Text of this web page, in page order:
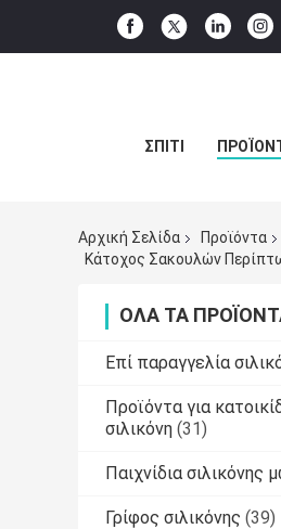
ΣΠΊΤΙ
Αρχική Σελίδα Προϊόντα
Κάτοχος Σακουλών
ΌΛΑ ΤΑ
Επί παραγγελία
Προϊόντα για
σιλικόνη (31)
Παιχνίδια σιλικόνης
Γρίφος σιλικόνης (39)